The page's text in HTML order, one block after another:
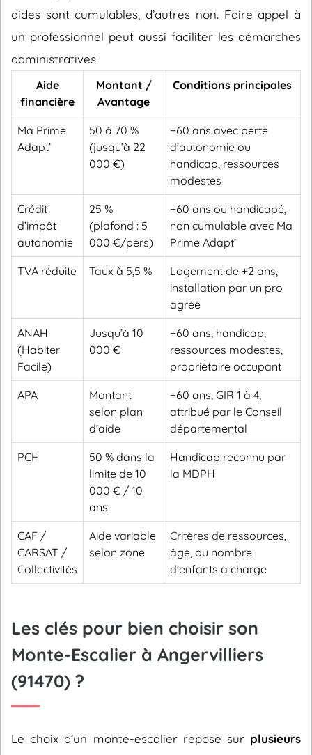
aides sont cumulables, d’autres non. Faire appel à
un professionnel peut aussi faciliter les démarches
administratives.
Aide
financière
Montant /
Avantage
Conditions principales
Ma Prime
Adapt’
50 à 70 %
(jusqu’à 22
000 €)
+60 ans avec perte
d’autonomie ou
handicap, ressources
modestes
Crédit
d’impôt
autonomie
25 %
(plafond : 5
000 €/pers)
+60 ans ou handicapé,
non cumulable avec Ma
Prime Adapt’
TVA réduite Taux à 5,5 %
Logement de +2 ans,
installation par un pro
agréé
ANAH
(Habiter
Facile)
Jusqu’à 10
000 €
+60 ans, handicap,
ressources modestes,
propriétaire occupant
APA
Montant
selon plan
d’aide
+60 ans, GIR 1 à 4,
attribué par le Conseil
départemental
PCH
50 % dans la
limite de 10
000 € / 10
ans
Handicap reconnu par
la MDPH
CAF /
CARSAT /
Collectivités
Aide variable
selon zone
Critères de ressources,
âge, ou nombre
d’enfants à charge
Les clés pour bien choisir son
Monte-Escalier à Angervilliers
(91470) ?
Le choix d’un monte-escalier repose sur plusieurs